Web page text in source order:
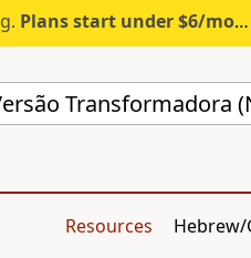
Plans start under $6/month.
Transformadora
Resources Hebrew/